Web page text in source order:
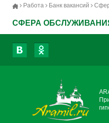
Работа Банк вакансий
СФЕРА